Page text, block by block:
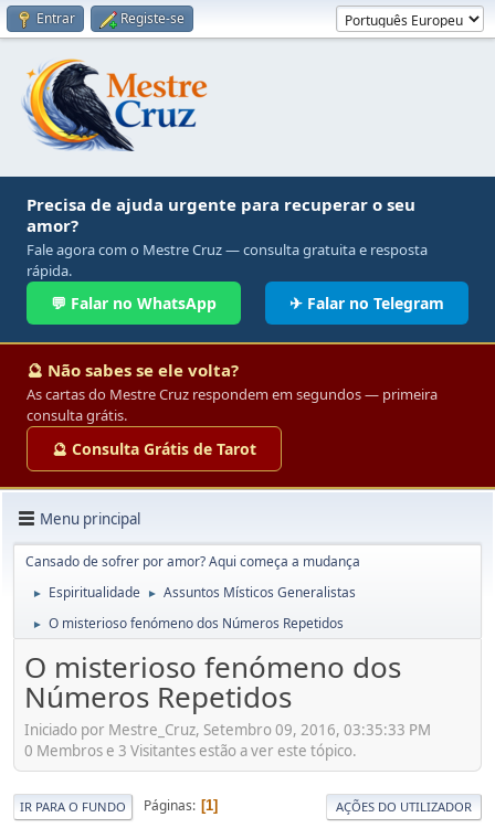
Entrar Registe-se
Precisa de ajuda urgente para recuperar o seu
amor?
Fale agora com o Mestre Cruz — consulta gratuita e resposta
rápida.
💬 Falar no WhatsApp ✈ Falar no Telegram
🔮 Não sabes se ele volta?
As cartas do Mestre Cruz respondem em segundos — primeira
consulta grátis.
🔮 Consulta Grátis de Tarot
Menu principal
Cansado de sofrer por amor? Aqui começa a mudança
► Espiritualidade ► Assuntos Místicos Generalistas
► O misterioso fenómeno dos Números Repetidos
O misterioso fenómeno dos
Números Repetidos
Iniciado por Mestre_Cruz, Setembro 09, 2016, 03:35:33 PM
0 Membros e 3 Visitantes estão a ver este tópico.
IR PARA O FUNDO Páginas 1 AÇÕES DO UTILIZADOR